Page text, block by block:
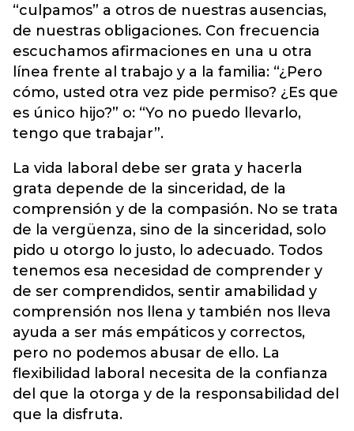
“culpamos” a otros de nuestras ausencias,
de nuestras obligaciones. Con frecuencia
escuchamos afirmaciones en una u otra
línea frente al trabajo y a la familia: “¿Pero
cómo, usted otra vez pide permiso? ¿Es que
es único hijo?” o: “Yo no puedo llevarlo,
tengo que trabajar”.
La vida laboral debe ser grata y hacerla
grata depende de la sinceridad, de la
comprensión y de la compasión. No se trata
de la vergüenza, sino de la sinceridad, solo
pido u otorgo lo justo, lo adecuado. Todos
tenemos esa necesidad de comprender y
de ser comprendidos, sentir amabilidad y
comprensión nos llena y también nos lleva
ayuda a ser más empáticos y correctos,
pero no podemos abusar de ello. La
flexibilidad laboral necesita de la confianza
del que la otorga y de la responsabilidad del
que la disfruta.